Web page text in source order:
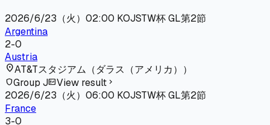
2026/6/23（火） 02:00 KOJSTW杯 GL第2節
Argentina
2-0
Austria
location_onAT&Tスタジアム （ダラス（アメリカ） ）
shieldGroup Jfact_checkView result chevron_right
2026/6/23（火） 06:00 KOJSTW杯 GL第2節
France
3-0